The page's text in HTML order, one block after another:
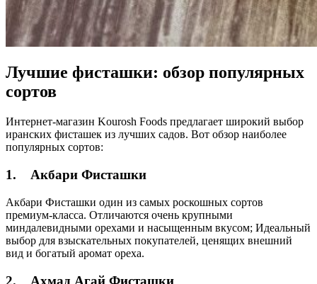
Лучшие фисташки: обзор популярных
сортов
Интернет-магазин Kourosh Foods предлагает широкий выбор
иранских фисташек из лучших садов. Вот обзор наиболее
популярных сортов:
1. Акбари Фисташки
Акбари Фисташки один из самых роскошных сортов
премиум-класса. Отличаются очень крупными
миндалевидными орехами и насыщенным вкусом; Идеальный
выбор для взыскательных покупателей, ценящих внешний
вид и богатый аромат ореха.
2. Ахмад Агай Фисташки